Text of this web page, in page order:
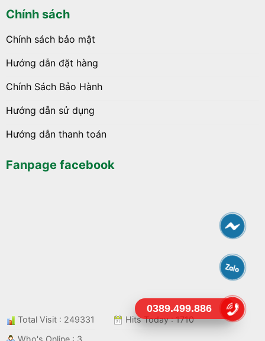
Chính sách
Chính sách bảo mật
Hướng dẫn đặt hàng
Chính Sách Bảo Hành
Hướng dẫn sử dụng
Hướng dẫn thanh toán
Fanpage facebook
Total Visit : 249331
Hits Today : 1710
Who's Online : 3
0389.499.886